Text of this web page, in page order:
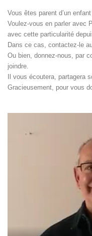
Vous êtes parent d’un
Voulez-vous en parler avec
avec cette particularité
Dans ce cas, contactez-le
Ou bien, donnez-nous, par
joindre.
Il vous écoutera, partagera
Gracieusement, pour vous